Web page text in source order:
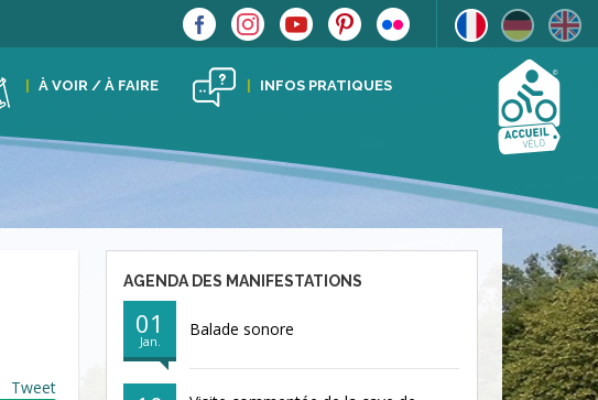
À VOIR / À FAIRE INFOS PRATIQUES
Tweet
AGENDA DES MANIFESTATIONS
01
Jan.
Balade sonore